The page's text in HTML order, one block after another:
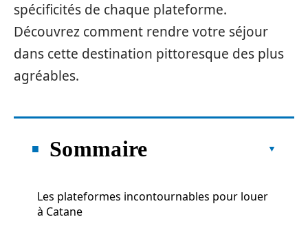
spécificités de chaque plateforme.
Découvrez comment rendre votre séjour
dans cette destination pittoresque des plus
agréables.
Sommaire
Les plateformes incontournables pour louer
à Catane